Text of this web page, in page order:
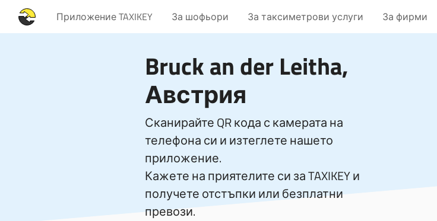
Приложение TAXIKEY За шофьори За таксиметрови услуги За фирми
Bruck an der Leitha,
Австрия
Сканирайте QR кода с камерата на
телефона си и изтеглете нашето
приложение.
Кажете на приятелите си за TAXIKEY и
получете отстъпки или безплатни
превози.